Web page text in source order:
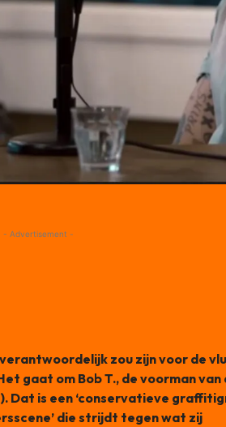
- Advertisement -
zou zijn voor de
gaat om Bob T., de voorman van
Dat is een ‘conservatieve
die strijdt tegen wat zij